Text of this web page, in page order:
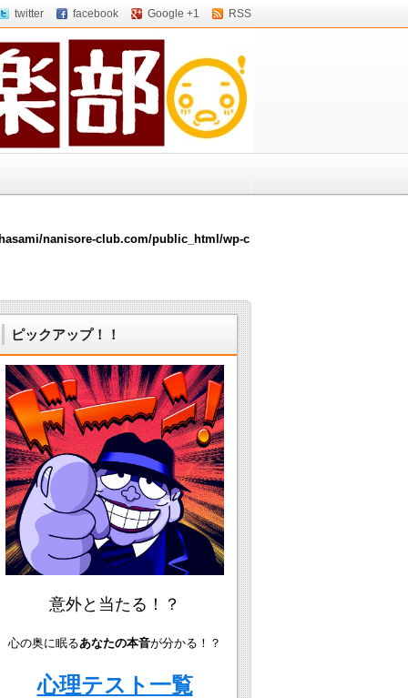
twitter facebook Google +1 RSS
nanisore-club.com/public_html/wp-c
ピックアップ！！
意外と当たる！？
心の奥に眠るあなたの本音が分かる！？
心理テスト一覧